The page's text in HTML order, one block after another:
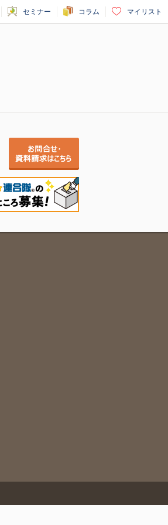
セミナー コラム マイリスト